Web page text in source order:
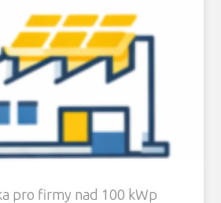
pro firmy nad 100 kWp